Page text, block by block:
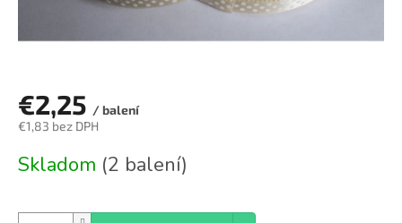
€2,25 / balení
€1,83 bez DPH
cena:
Skladom (2 balení)